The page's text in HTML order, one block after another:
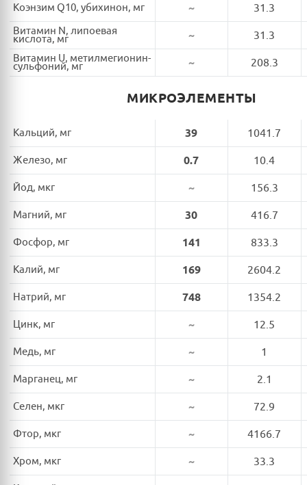
Коэнзим Q10, убихинон, мг ~ 31.3
Витамин N, липоевая
кислота, мг ~ 31.3
Витамин U, метилмегионин-
сульфоний, мг ~ 208.3
МИКРОЭЛЕМЕНТЫ
Кальций, мг 39 1041.7
Железо, мг 0.7 10.4
Йод, мкг ~ 156.3
Магний, мг 30 416.7
Фосфор, мг 141 833.3
Калий, мг 169 2604.2
Натрий, мг 748 1354.2
Цинк, мг ~ 12.5
Медь, мг ~ 1
Марганец, мг ~ 2.1
Селен, мкг ~ 72.9
Фтор, мкг ~ 4166.7
Хром, мкг ~ 33.3